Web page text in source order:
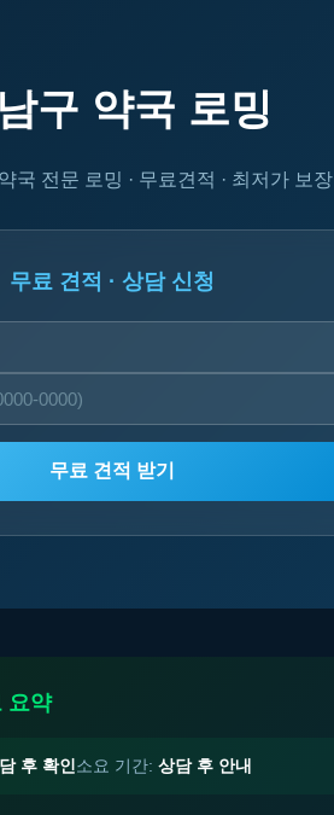
구 약국 로밍
국 전문 로밍 · 무료견적 · 최저가 보장
무료 견적 · 상담 신청
무료 견적 받기
요약
후 확인 소요 기간: 상담 후 안내